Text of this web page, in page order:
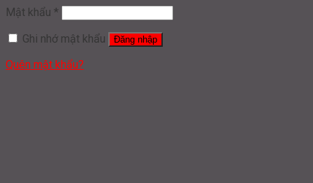
Mật khẩu *
Ghi nhớ mật khẩu
Đăng nhập
Quên mật khẩu?